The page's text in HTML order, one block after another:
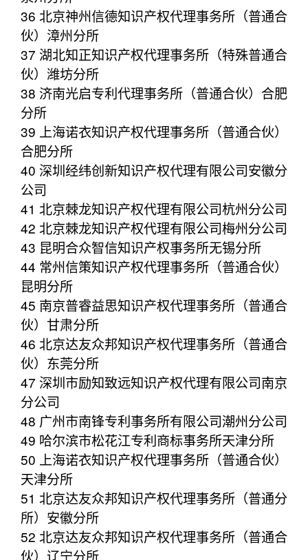
36 北京神州信德知识产权代理事务所（普通合
伙）漳州分所
37 湖北知正知识产权代理事务所（特殊普通合
伙）潍坊分所
38 济南光启专利代理事务所（普通合伙）合肥
分所
39 上海诺衣知识产权代理事务所（普通合伙）
合肥分所
40 深圳经纬创新知识产权代理有限公司安徽分
公司
41 北京棘龙知识产权代理有限公司杭州分公司
42 北京棘龙知识产权代理有限公司梅州分公司
43 昆明合众智信知识产权事务所无锡分所
44 常州信策知识产权代理事务所（普通合伙）
昆明分所
45 南京普睿益思知识产权代理事务所（普通合
伙）甘肃分所
46 北京达友众邦知识产权代理事务所（普通合
伙）东莞分所
47 深圳市励知致远知识产权代理有限公司南京
分公司
48 广州市南锋专利事务所有限公司潮州分公司
49 哈尔滨市松花江专利商标事务所天津分所
50 上海诺衣知识产权代理事务所（普通合伙）
天津分所
51 北京达友众邦知识产权代理事务所（普通分
所）安徽分所
52 北京达友众邦知识产权代理事务所（普通合
伙）辽宁分所